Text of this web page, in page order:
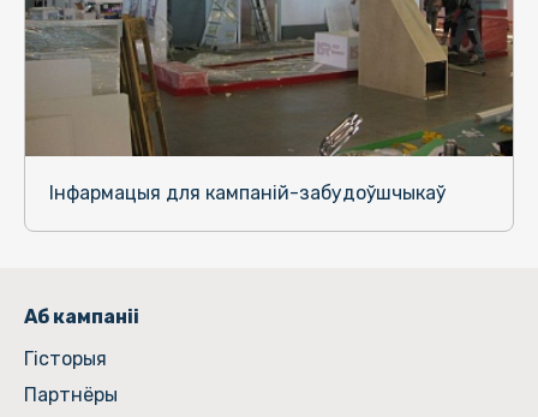
Інфармацыя для кампаній-забудоўшчыкаў
Аб кампаніі
Гiсторыя
Партнёры